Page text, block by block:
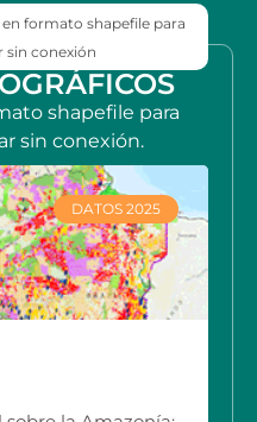
formato shapefile para
sin conexión
shapefile para
sin conexión.
DATOS 2025